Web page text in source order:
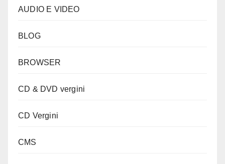
AUDIO E VIDEO
BLOG
BROWSER
CD & DVD vergini
CD Vergini
CMS